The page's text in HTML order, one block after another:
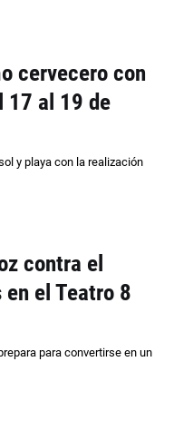
cervecero con
17 al 19 de
y playa con la realización
contra el
el Teatro 8
para convertirse en un